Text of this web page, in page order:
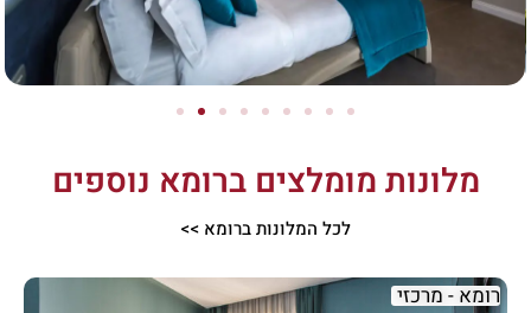
מלונות מומלצים ברומא נוספים
לכל המלונות ברומא >>
רומא - מרכזי